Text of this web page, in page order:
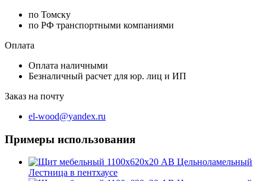
по Томску
по РФ транспортными компаниями
Оплата
Оплата наличными
Безналичный расчет для юр. лиц и ИП
Заказ на почту
el-wood@yandex.ru
Примеры использования
Лестница в пентхаусе